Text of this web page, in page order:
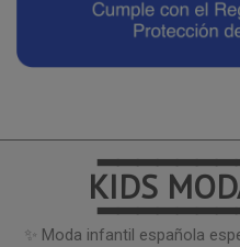
KIDS
✨ Moda infantil española